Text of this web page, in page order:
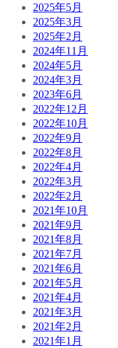
2025年5月
2025年3月
2025年2月
2024年11月
2024年5月
2024年3月
2023年6月
2022年12月
2022年10月
2022年9月
2022年8月
2022年4月
2022年3月
2022年2月
2021年10月
2021年9月
2021年8月
2021年7月
2021年6月
2021年5月
2021年4月
2021年3月
2021年2月
2021年1月